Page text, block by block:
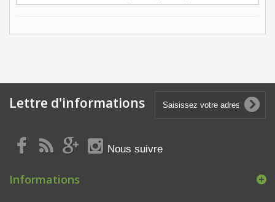
Lettre d'informations
Nous suivre
Informations